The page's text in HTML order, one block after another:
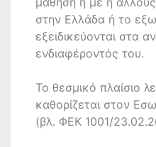
στην Ελλάδα ή το
εξειδικεύονται στα
ενδιαφέροντός του.
Το θεσμικό πλαίσιο
καθορίζεται στον
(βλ. ΦΕΚ 1001/